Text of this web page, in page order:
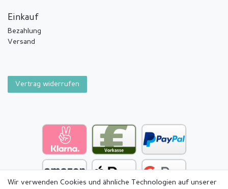
Einkauf
Bezahlung
Versand
Vertrag widerrufen
Wir verwenden Cookies und ähnliche Technologien auf unserer